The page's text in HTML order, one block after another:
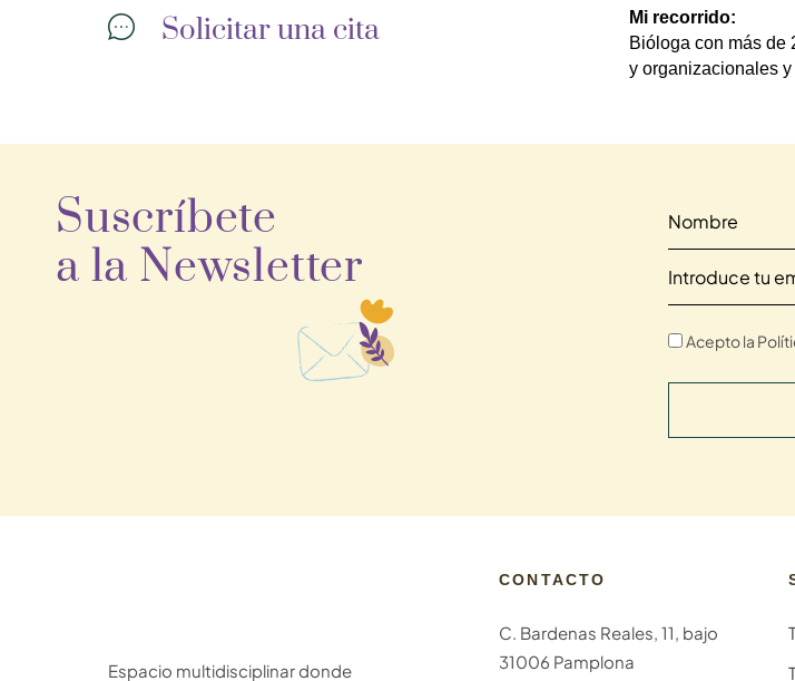
Solicitar una cita
Mi recorrido:
Bióloga con más de
y organizacionales
Suscríbete
a la Newsletter
Acepto la
Espacio multidisciplinar donde
CONTACTO
C. Bardenas Reales, 11, bajo
31006 Pamplona